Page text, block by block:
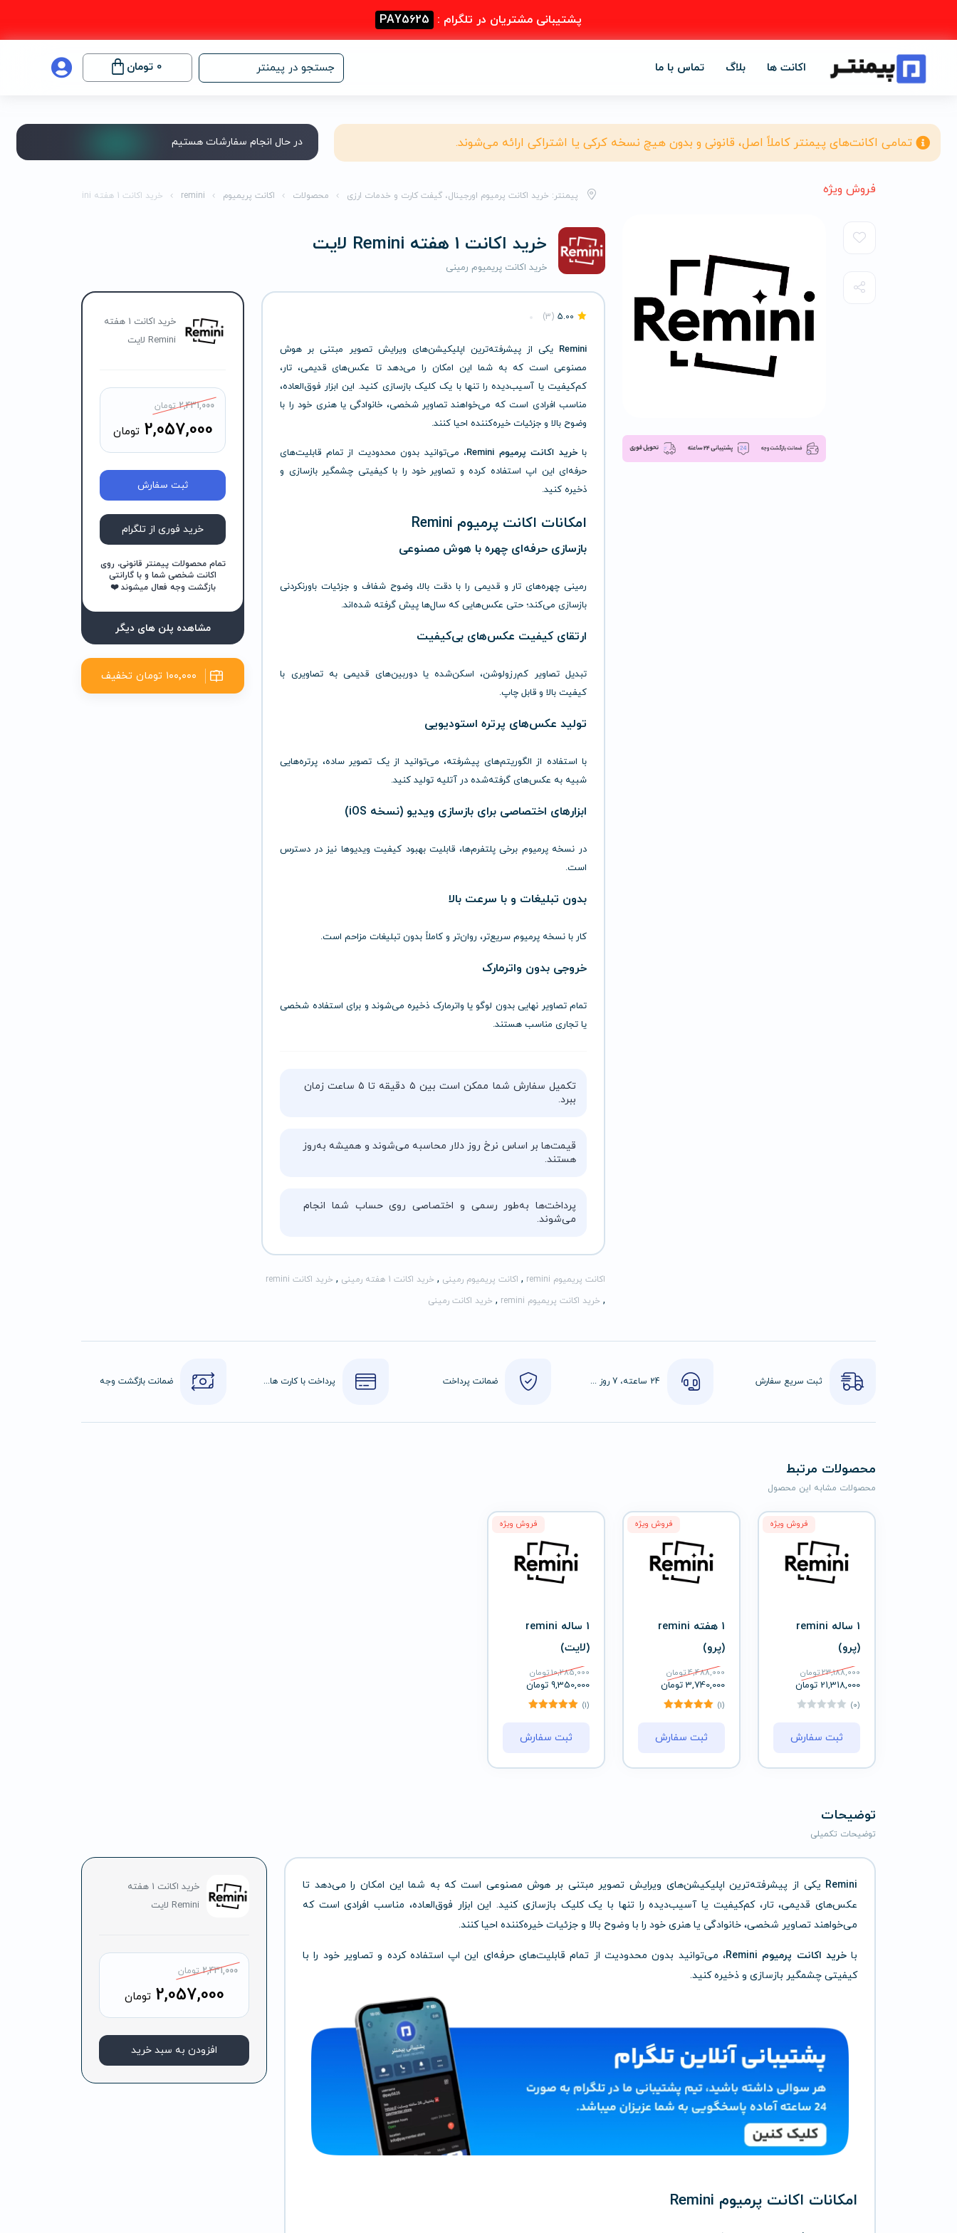
پشتیبانی مشتریان در تلگرام : PAY5625
اکانت ها بلاگ تماس با ما جستجو در پیمنتر 0 تومان
تمامی اکانت‌های پیمنتر کاملاً اصل، قانونی و بدون هیچ نسخه کرکی یا اشتراکی ارائه می‌شوند. در حال انجام سفارشات هستیم
فروش ویژه پیمنتر: خرید اکانت پرمیوم اورجینال، گیفت کارت و خدمات ارزی محصولات اکانت پریمیوم remini خرید اکانت 1 هفته Remini لایت
خرید اکانت 1 هفته Remini لایت
خرید اکانت پریمیوم رمینی
5.00
(3)
Remini یکی ازپیشرفته‌ترین اپلیکیشن‌های ویرایشتصویر مبتنی بر هوش
مصنوعی استکهبهشما این امکان را می‌دهدتا عکس‌های قدیمی، تار،
کم‌کیفیتیا آسیب‌دیده راتنهابا یککلیکبازسازی کنید. این ابزار فوق‌العاده،
مناسب افرادی استکه می‌خواهند تصاویرشخصی، خانوادگییاهنری خود را با
وضوح بالا و جزئیات خیره‌کننده احیا کنند.
باخرید اکانت پرمیوم Remini، می‌توانید بدون محدودیت ازتمام قابلیت‌های
حرفه‌ای این اپ استفاده کرده و تصاویرخود را باکیفیتی چشمگیربازسازی و
ذخیره کنید.
امکانات اکانت پرمیوم Remini
بازسازی حرفه‌ای چهره با هوش مصنوعی
رمینی چهره‌های تار وقدیمی را با دقت بالا، وضوحشفاف و جزئیات باور‌نکردنی
بازسازی می‌کند؛ حتی عکس‌هایی که سال‌ها پیش گرفته‌ شده‌اند.
ارتقای کیفیت عکس‌های بی‌کیفیت
تبدیلتصاویر کم‌رزولوشن، اسکن‌شدهیادوربین‌های قدیمیبهتصاویری با
کیفیت بالا و قابل چاپ.
تولید عکس‌های پرتره استودیویی
با استفاده از الگوریتم‌های پیشرفته، می‌توانید ازیک تصویرساده، پرتره‌هایی
شبیه به عکس‌های گرفته‌شده در آتلیه تولید کنید.
ابزارهای اختصاصی برای بازسازی ویدیو (نسخه iOS)
در نسخهپرمیوم برخیپلتفرم‌ها، قابلیتبهبود کیفیت ویدیوها نیزدر دسترس
است.
بدون تبلیغات و با سرعت بالا
کار با نسخه پرمیوم سریع‌تر، روان‌تر و کاملاً بدون تبلیغات مزاحم است.
خروجی بدون واترمارک
تمامتصاویر نهاییبدون لوگو یا واترمارک ذخیره می‌شوند و برای استفاده شخصی
یا تجاری مناسب هستند.
تکمیل سفارش شما ممکن است بین ۵ دقیقه تا ۵ ساعت زمان
ببرد.
قیمت‌ها بر اساس نرخ روز دلار محاسبه می‌شوند و همیشه به‌روز
هستند.
پرداخت‌ها به‌طور رسمی و اختصاصی روی حساب شما انجام
می‌شوند.
اکانت پریمیوم remini , اکانت پریمیوم رمینی , خرید اکانت 1 هفته رمینی , خرید اکانت remini
, خرید اکانت پریمیوم remini , خرید اکانت رمینی
خرید اکانت 1 هفته
Remini لایت
2,431,000 تومان
2,057,000 تومان
ثبت سفارش
خرید فوری از تلگرام
تمام محصولات پیمنتر قانونی، روی
اکانت شخصی شما و با گارانتی
بازگشت وجه فعال میشوند ❤️
مشاهده پلن های دیگر
۱۰۰٬۰۰۰ تومان تخفیف
ثبت سریع سفارش 24 ساعته، 7 روز هفته ضمانت پرداخت پرداخت با کارت های عضو شتاب ضمانت بازگشت وجه
محصولات مرتبط
محصولات مشابه این محصول
فروش ویژه
1 ساله remini
(پرو)
23,188,000تومان
21,318,000 تومان
(0)
ثبت سفارش
فروش ویژه
1 هفته remini
(پرو)
4,488,000تومان
3,740,000 تومان
(1)
ثبت سفارش
فروش ویژه
1 ساله remini
(لایت)
10,285,000تومان
9,350,000 تومان
(1)
ثبت سفارش
توضیحات
توضیحات تکمیلی
Remini یکی از پیشرفته‌ترین اپلیکیشن‌های ویرایش تصویر مبتنی بر هوش مصنوعی استکه به شما این امکان را می‌دهد تا
عکس‌های قدیمی،تار،کم‌کیفیت یاآسیب‌دیده را تنها با یککلیک بازسازیکنید. این ابزار فوق‌العاده، مناسب افرادی استکه
می‌خواهند تصاویر شخصی، خانوادگی یا هنری خود را با وضوح بالا و جزئیات خیره‌کننده احیاکنند.
باخرید اکانت پرمیوم Remini، می‌توانید بدون محدودیت از تمام قابلیت‌هایحرفه‌ای این اپ استفادهکرده وتصاویرخود را با
کیفیتی چشمگیر بازسازی و ذخیرهکنید.
امکانات اکانت پرمیوم Remini
خرید اکانت 1 هفته
Remini لایت
2,431,000 تومان
2,057,000 تومان
افزودن به سبد خرید